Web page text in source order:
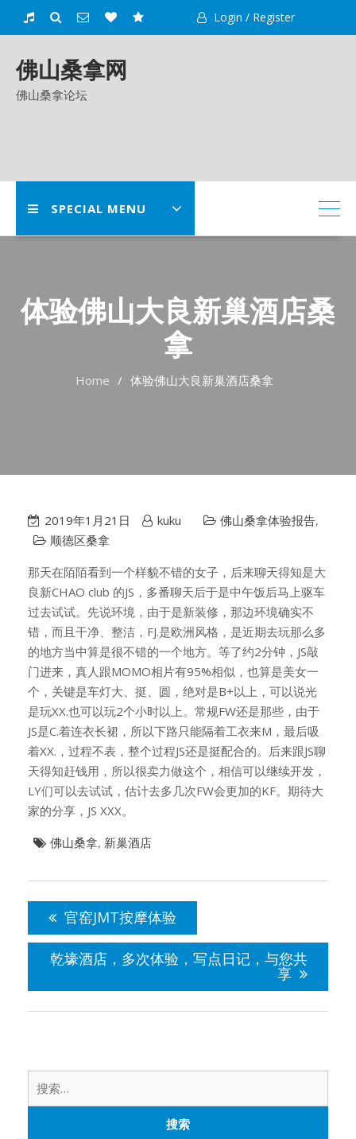
Login / Register
佛山桑拿网
佛山桑拿论坛
SPECIAL MENU
体验佛山大良新巢酒店桑
拿
Home 体验佛山大良新巢酒店桑拿
2019年1月21日 kuku 佛山桑拿体验报告,
顺德区桑拿
那天在陌陌看到一个样貌不错的女子，后来聊天得知是大
良新CHAO club 的JS，多番聊天后于是中午饭后马上驱车
过去试试。先说环境，由于是新装修，那边环境确实不
错，而且干净、整洁，FJ.是欧洲风格，是近期去玩那么多
的地方当中算是很不错的一个地方。等了约2分钟，JS敲
门进来，真人跟MOMO相片有95%相似，也算是美女一
个，关键是车灯大、挺、圆，绝对是B+以上，可以说光
是玩XX.也可以玩2个小时以上。常规FW还是那些，由于
JS是C.着连衣长裙，所以下路只能隔着工衣来M，最后吸
着XX.，过程不表，整个过程JS还是挺配合的。后来跟JS聊
天得知赶钱用，所以很卖力做这个，相信可以继续开发，
LY们可以去试试，估计去多几次FW会更加的KF。期待大
家的分享，JS XXX。
佛山桑拿, 新巢酒店
导
航
官窑JMT按摩体验
乾壕酒店，多次体验，写点日记，与您共
享